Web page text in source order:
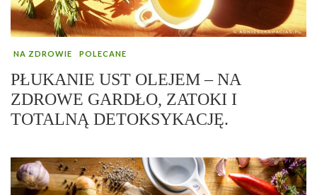
NA ZDROWIE POLECANE
PŁUKANIE UST OLEJEM – NA
ZDROWE GARDŁO, ZATOKI I
TOTALNĄ DETOKSYKACJĘ.